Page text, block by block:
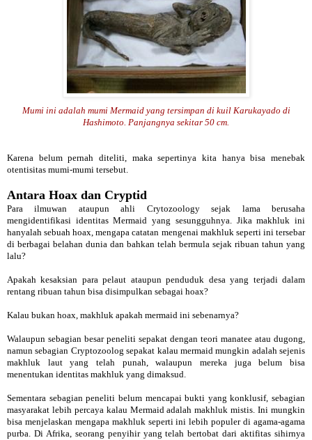
Mumi ini adalah mumi Mermaid yang tersimpan di kuil Karukayado di
Hashimoto. Panjangnya sekitar 50 cm.
Karena belum pernah diteliti, maka sepertinya kita hanya bisa menebak
otentisitas mumi-mumi tersebut.
Antara Hoax dan Cryptid
Para ilmuwan ataupun ahli Crytozoology sejak lama berusaha
mengidentifikasi identitas Mermaid yang sesungguhnya. Jika makhluk ini
hanyalah sebuah hoax, mengapa catatan mengenai makhluk seperti ini tersebar
di berbagai belahan dunia dan bahkan telah bermula sejak ribuan tahun yang
lalu?
Apakah kesaksian para pelaut ataupun penduduk desa yang terjadi dalam
rentang ribuan tahun bisa disimpulkan sebagai hoax?
Kalau bukan hoax, makhluk apakah mermaid ini sebenarnya?
Walaupun sebagian besar peneliti sepakat dengan teori manatee atau dugong,
namun sebagian Cryptozoolog sepakat kalau mermaid mungkin adalah sejenis
makhluk laut yang telah punah, walaupun mereka juga belum bisa
menentukan identitas makhluk yang dimaksud.
Sementara sebagian peneliti belum mencapai bukti yang konklusif, sebagian
masyarakat lebih percaya kalau Mermaid adalah makhluk mistis. Ini mungkin
bisa menjelaskan mengapa makhluk seperti ini lebih populer di agama-agama
purba. Di Afrika, seorang penyihir yang telah bertobat dari aktifitas sihirnya